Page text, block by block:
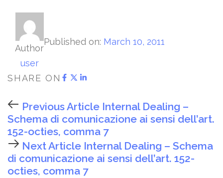
Author
user
Published on: March 10, 2011
SHARE ON
Previous Article Internal Dealing –
Schema di comunicazione ai sensi dell’art.
152-octies, comma 7
Next Article Internal Dealing – Schema
di comunicazione ai sensi dell’art. 152-
octies, comma 7